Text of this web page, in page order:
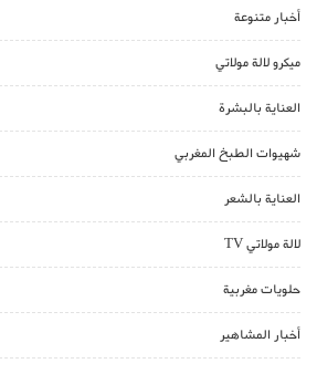
أخبار متنوعة
ميكرو لالة مولاتي
العناية بالبشرة
شهيوات الطبخ المغربي
العناية بالشعر
لالة مولاتي TV
حلويات مغربية
أخبار المشاهير